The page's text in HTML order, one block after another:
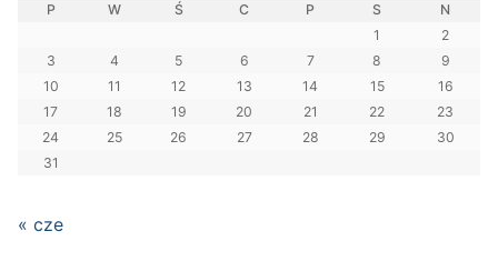
P W Ś C P S
N
1
2
3
4 5 6 7 8
9
10
11 12 13 14 15
16
17
18 19 20 21 22
23
24
25 26 27 28 29
30
31
« cze